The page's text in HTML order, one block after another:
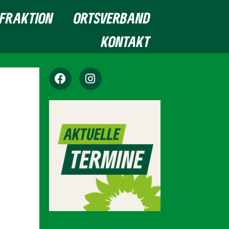
ORTSVERBAND
KONTAKT